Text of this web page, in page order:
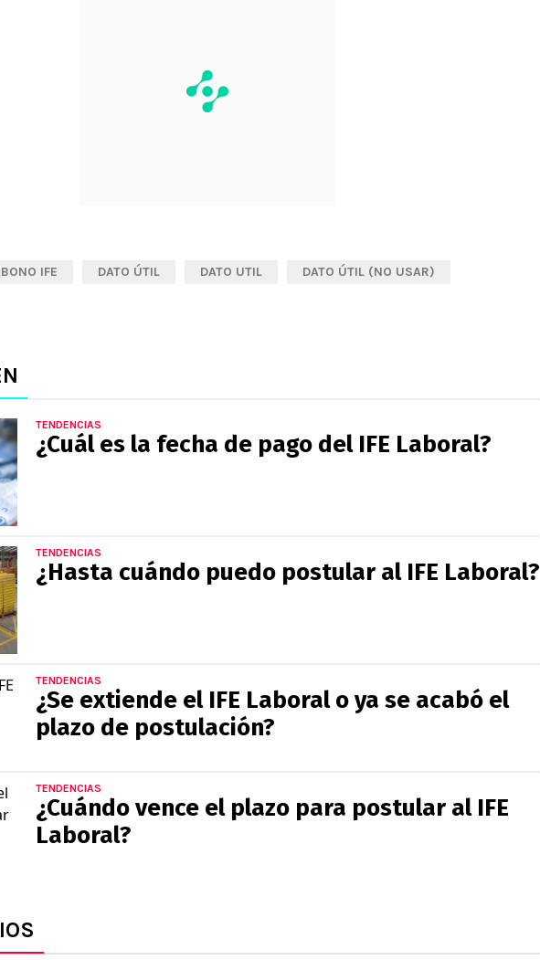
BONO IFE DATO ÚTIL DATO UTIL DATO ÚTIL (NO USAR)
TENDENCIAS
¿Cuál es la fecha de pago del IFE Laboral?
TENDENCIAS
¿Hasta cuándo puedo postular al IFE Laboral?
TENDENCIAS
¿Se extiende el IFE Laboral o ya se acabó el
plazo de postulación?
TENDENCIAS
¿Cuándo vence el plazo para postular al IFE
Laboral?